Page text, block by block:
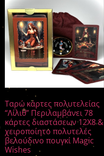
Ταρώ κάρτες πολυτελείας
“Λίλιθ” Περιλαμβάνει 78
κάρτες διαστάσεων 12X8 &
χειροποίητο πολυτελές
βελούδινο πουγκί Magic
Wishes